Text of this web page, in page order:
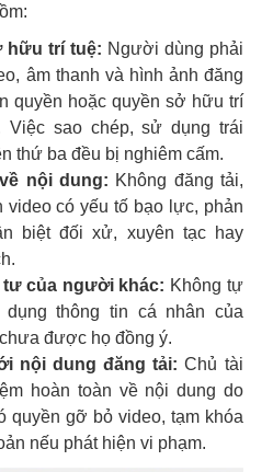
hữu trí tuệ: Người dùng phải
âm thanh và hình ảnh đăng
quyền hoặc quyền sở hữu trí
Việc sao chép, sử dụng trái
thứ ba đều bị nghiêm cấm.
nội dung: Không đăng tải,
video có yếu tố bạo lực, phản
biệt đối xử, xuyên tạc hay
tư của người khác: Không tự
thông tin cá nhân của
được họ đồng ý.
nội dung đăng tải: Chủ tài
hoàn toàn về nội dung do
quyền gỡ bỏ video, tạm khóa
nếu phát hiện vi phạm.